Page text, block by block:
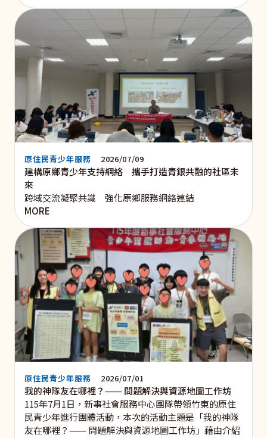
原住民青少年服務 2026/07/09
建構原鄉青少年支持網絡 攜手打造青銀共融的社區未
來
跨域交流凝聚共識 強化原鄉服務網絡連結
MORE
原住民青少年服務 2026/07/01
我的神隊友在哪裡？⸺ 問題解決與資源地圖工作坊
115年7月1日，新事社會服務中心團隊帶領竹東的原住
民青少年進行團體活動，本次的活動主題是「我的神隊
友在哪裡？⸺ 問題解決與資源地圖工作坊」藉由介紹